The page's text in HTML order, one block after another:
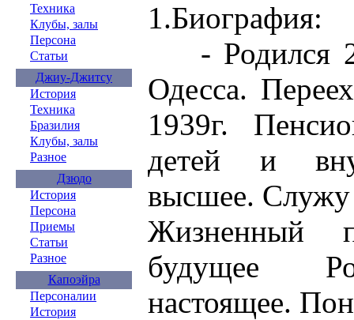
Техника
Клубы, залы
Персона
Статьи
Джиу-Джитсу
История
Техника
Бразилия
Клубы, залы
Разное
Дзюдо
История
Персона
Приемы
Статьи
Разное
Капоэйра
Персоналии
История
1.Биография:
- Родился
Одесса.
1939г.
детей и
высшее. Служу
Жизненный
будущее
настоящее.